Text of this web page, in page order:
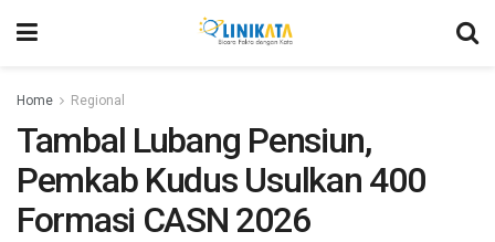
Home Regional
Tambal Lubang Pensiun,
Pemkab Kudus Usulkan 400
Formasi CASN 2026